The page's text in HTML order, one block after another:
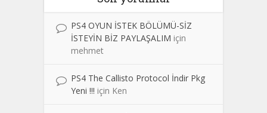
PS4 OYUN İSTEK BÖLÜMÜ-SİZ
İSTEYİN BİZ PAYLAŞALIM için
mehmet
PS4 The Callisto Protocol İndir Pkg
Yeni !!! için Ken